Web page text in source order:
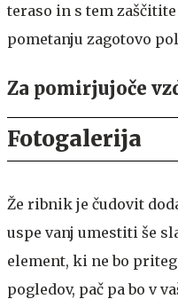
teraso in s tem
pometanju zagotovo
Za pomirjujoče
Fotogalerija
Že ribnik je čudovit
uspe vanj umestiti še
element, ki ne bo
pogledov, pač pa bo v